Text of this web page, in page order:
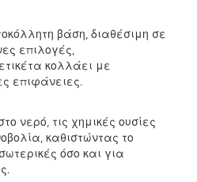
βάση, διαθέσιμη σε
επιλογές,
κολλάει με
επιφάνειες.
νερό, τις χημικές ουσίες
καθιστώντας το
όσο και για